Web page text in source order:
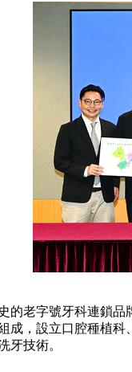
老字號牙科連鎖品
成，設立口腔種植
牙技術。